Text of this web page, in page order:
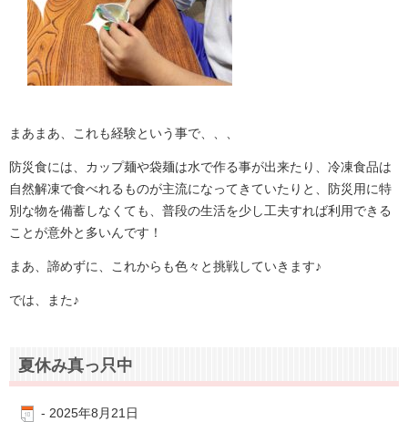
まあまあ、これも経験という事で、、、
防災食には、カップ麺や袋麺は水で作る事が出来たり、冷凍食品は
自然解凍で食べれるものが主流になってきていたりと、防災用に特
別な物を備蓄しなくても、普段の生活を少し工夫すれば利用できる
ことが意外と多いんです！
まあ、諦めずに、これからも色々と挑戦していきます♪
では、また♪
夏休み真っ只中
- 2025年8月21日